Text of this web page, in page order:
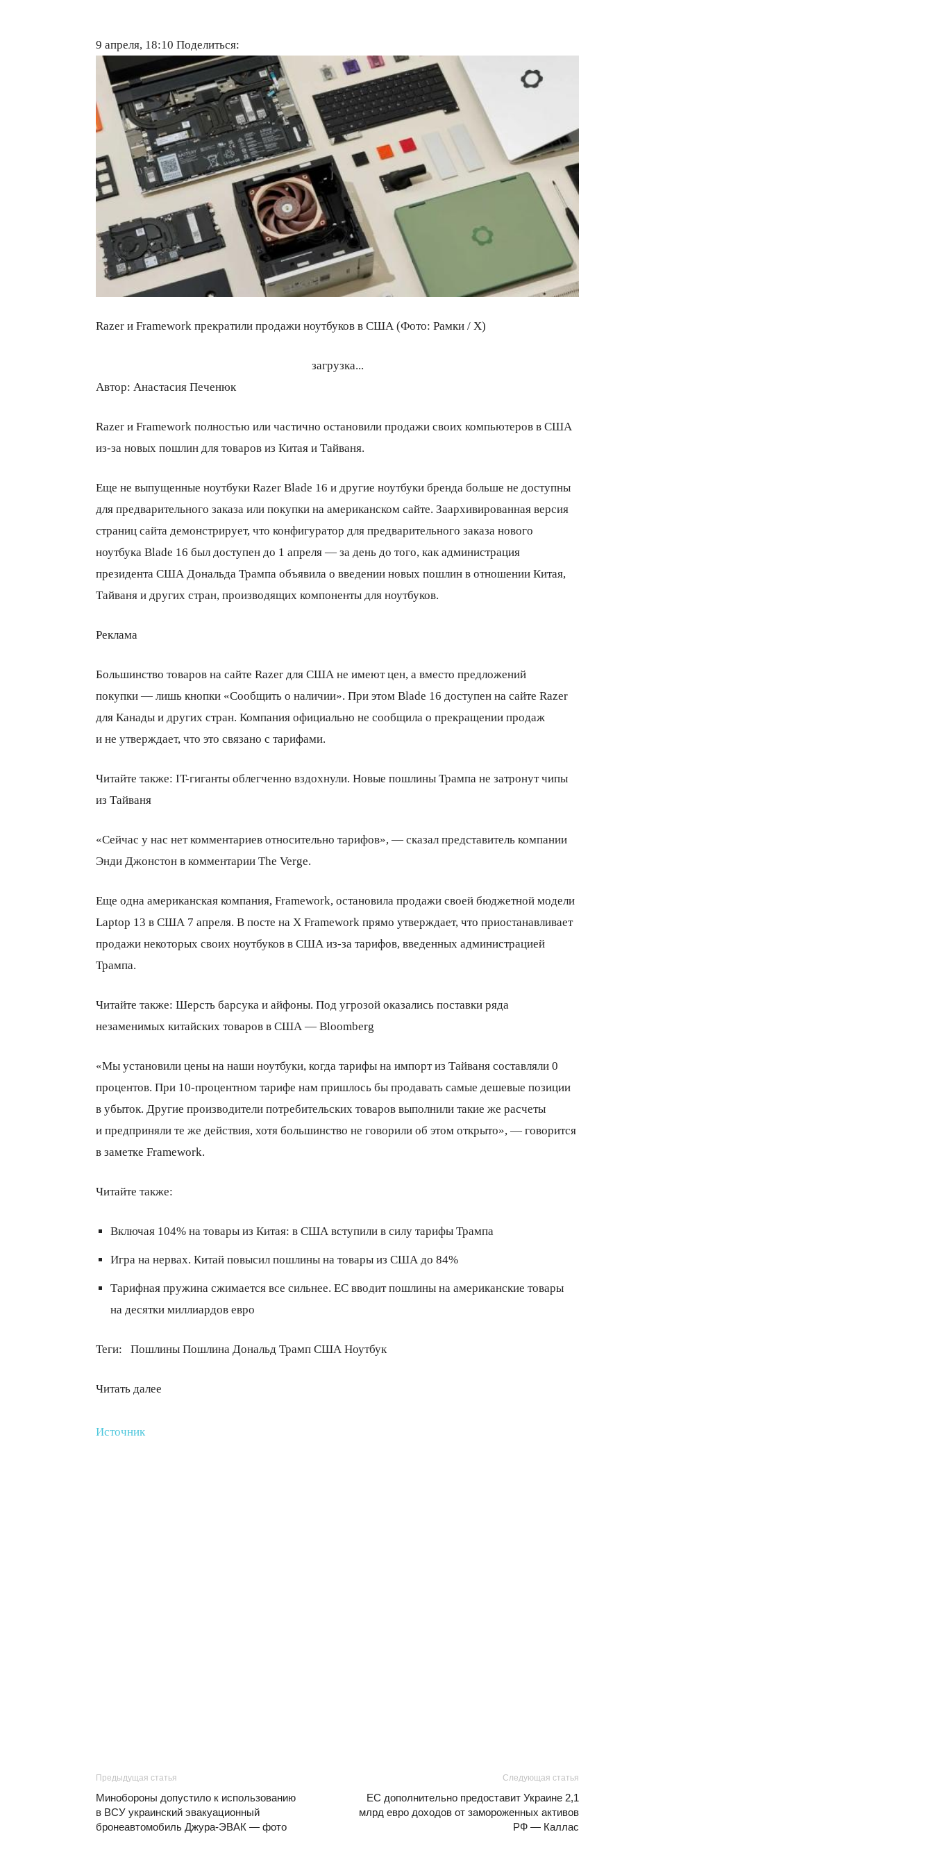
9 апреля, 18:10 Поделиться:
Razer и Framework прекратили продажи ноутбуков в США (Фото: Рамки / X)
загрузка...
Автор: Анастасия Печенюк
Razer и Framework полностью или частично остановили продажи своих компьютеров в США
из-за новых пошлин для товаров из Китая и Тайваня.
Еще не выпущенные ноутбуки Razer Blade 16 и другие ноутбуки бренда больше не доступны
для предварительного заказа или покупки на американском сайте. Заархивированная версия
страниц сайта демонстрирует, что конфигуратор для предварительного заказа нового
ноутбука Blade 16 был доступен до 1 апреля — за день до того, как администрация
президента США Дональда Трампа объявила о введении новых пошлин в отношении Китая,
Тайваня и других стран, производящих компоненты для ноутбуков.
Реклама
Большинство товаров на сайте Razer для США не имеют цен, а вместо предложений
покупки — лишь кнопки «Сообщить о наличии». При этом Blade 16 доступен на сайте Razer
для Канады и других стран. Компания официально не сообщила о прекращении продаж
и не утверждает, что это связано с тарифами.
Читайте также: IT-гиганты облегченно вздохнули. Новые пошлины Трампа не затронут чипы
из Тайваня
«Сейчас у нас нет комментариев относительно тарифов», — сказал представитель компании
Энди Джонстон в комментарии The Verge.
Еще одна американская компания, Framework, остановила продажи своей бюджетной модели
Laptop 13 в США 7 апреля. В посте на X Framework прямо утверждает, что приостанавливает
продажи некоторых своих ноутбуков в США из-за тарифов, введенных администрацией
Трампа.
Читайте также: Шерсть барсука и айфоны. Под угрозой оказались поставки ряда
незаменимых китайских товаров в США — Bloomberg
«Мы установили цены на наши ноутбуки, когда тарифы на импорт из Тайваня составляли 0
процентов. При 10-процентном тарифе нам пришлось бы продавать самые дешевые позиции
в убыток. Другие производители потребительских товаров выполнили такие же расчеты
и предприняли те же действия, хотя большинство не говорили об этом открыто», — говорится
в заметке Framework.
Читайте также:
Включая 104% на товары из Китая: в США вступили в силу тарифы Трампа
Игра на нервах. Китай повысил пошлины на товары из США до 84%
Тарифная пружина сжимается все сильнее. ЕС вводит пошлины на американские товары
на десятки миллиардов евро
Теги: Пошлины Пошлина Дональд Трамп США Ноутбук
Читать далее
Источник
Предыдущая статья
Минобороны допустило к использованию
в ВСУ украинский эвакуационный
бронеавтомобиль Джура-ЭВАК — фото
Следующая статья
ЕС дополнительно предоставит Украине 2,1
млрд евро доходов от замороженных активов
РФ — Каллас